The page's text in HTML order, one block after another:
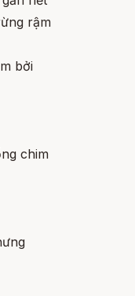
rậm
bởi
chim